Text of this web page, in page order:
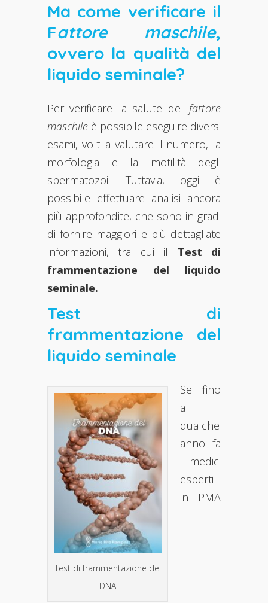
Ma come verificare il
Fattore maschile,
ovvero la qualità del
liquido seminale?
Per verificare la salute del fattore
maschile è possibile eseguire diversi
esami, volti a valutare il numero, la
morfologia e la motilità degli
spermatozoi. Tuttavia, oggi è
possibile effettuare analisi ancora
più approfondite, che sono in gradi
di fornire maggiori e più dettagliate
informazioni, tra cui il Test di
frammentazione del liquido
seminale.
Test di
frammentazione del
liquido seminale
Test di frammentazione del
DNA
Se fino
a
qualche
anno fa
i medici
esperti
in PMA